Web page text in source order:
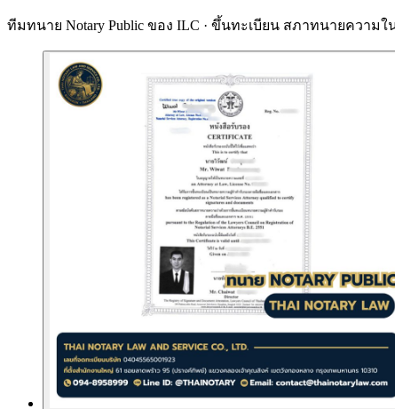
ทีมทนาย Notary Public ของ ILC · ขึ้นทะเบียน สภาทนายความใ